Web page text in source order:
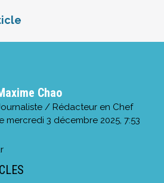
Chao
/ Rédacteur en Chef
mercredi 3 décembre 2025, 7:53